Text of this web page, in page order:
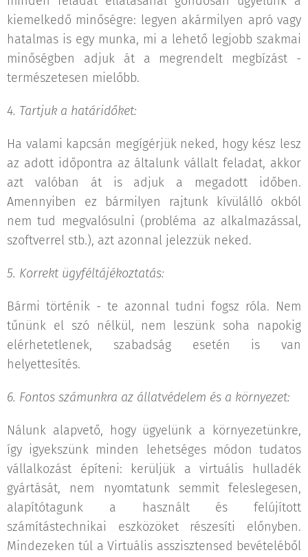
kiemelkedő minőségre: legyen akármilyen apró vagy
hatalmas is egy munka, mi a lehető legjobb szakmai
minőségben adjuk át a megrendelt megbízást -
természetesen mielőbb.
4. Tartjuk a határidőket:
Ha valami kapcsán megígérjük neked, hogy kész lesz
az adott időpontra az általunk vállalt feladat, akkor
azt valóban át is adjuk a megadott időben.
Amennyiben ez bármilyen rajtunk kívülálló okból
nem tud megvalósulni (probléma az alkalmazással,
szoftverrel stb.), azt azonnal jelezzük neked.
5. Korrekt ügyféltájékoztatás:
Bármi történik - te azonnal tudni fogsz róla. Nem
tűnünk el szó nélkül, nem leszünk soha napokig
elérhetetlenek, szabadság esetén is van
helyettesítés.
6. Fontos számunkra az állatvédelem és a környezet:
Nálunk alapvető, hogy ügyelünk a környezetünkre,
így igyekszünk minden lehetséges módon tudatos
vállalkozást építeni: kerüljük a virtuális hulladék
gyártását, nem nyomtatunk semmit feleslegesen,
alapítótagunk a használt és felújított
számítástechnikai eszközöket részesíti előnyben.
Mindezeken túl a Virtuális asszisztensed bevételéből